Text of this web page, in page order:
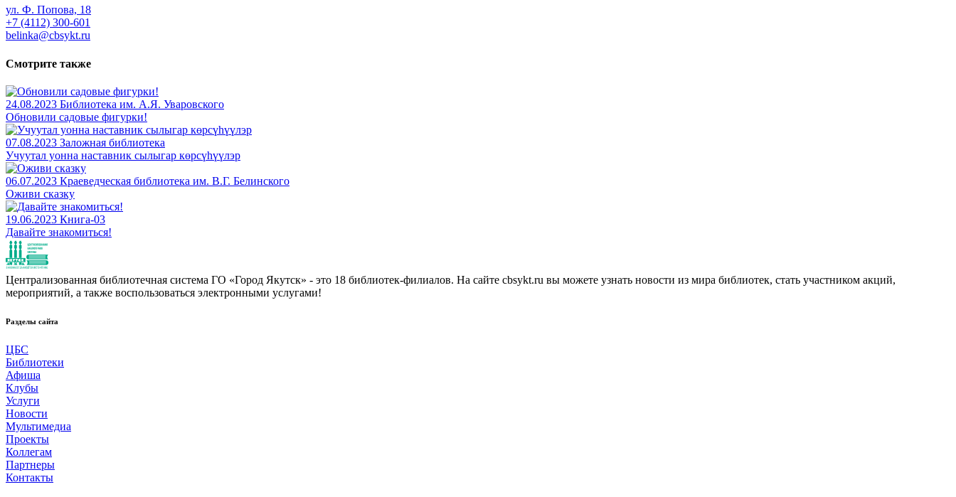
ул. Ф. Попова, 18
+7 (4112) 300-601
belinka@cbsykt.ru
Смотрите также
24.08.2023 Библиотека им. А.Я. Уваровского
Обновили садовые фигурки!
07.08.2023 Заложная библиотека
Учуутал уонна наставник сылыгар көрсүһүүлэр
06.07.2023 Краеведческая библиотека им. В.Г. Белинского
Оживи сказку
19.06.2023 Книга-03
Давайте знакомиться!
Централизованная библиотечная система ГО «Город Якутск» - это 18 библиотек-филиалов. На сайте cbsykt.ru вы можете узнать новости из мира библиотек, стать участником акций,
мероприятий, а также воспользоваться электронными услугами!
Разделы сайта
ЦБС
Библиотеки
Афиша
Клубы
Услуги
Новости
Мультимедиа
Проекты
Коллегам
Партнеры
Контакты